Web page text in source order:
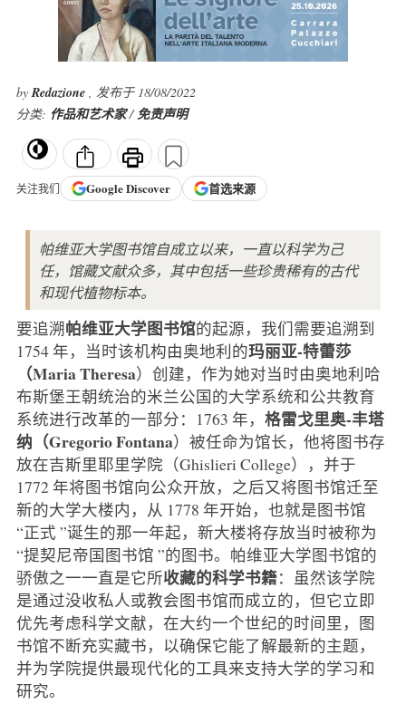
byRedazione , 发布于 18/08/2022
分类: 作品和艺术家/免责声明
关注我们 GoogleDiscover 首选来源
帕维亚大学图书馆自成立以来，一直以科学为己
任，馆藏文献众多，其中包括一些珍贵稀有的古代
和现代植物标本。
要追溯帕维亚大学图书馆的起源，我们需要追溯到
1754 年，当时该机构由奥地利的玛丽亚-特蕾莎
（Maria Theresa）创建，作为她对当时由奥地利哈
布斯堡王朝统治的米兰公国的大学系统和公共教育
系统进行改革的一部分：1763 年， 格雷戈里奥-丰塔
纳（Gregorio Fontana）被任命为馆长，他将图书存
放在吉斯里耶里学院（Ghislieri College），并于
1772 年将图书馆向公众开放，之后又将图书馆迁至
新的大学大楼内，从 1778 年开始，也就是图书馆
“正式 ”诞生的那一年起，新大楼将存放当时被称为
“提契尼帝国图书馆 ”的图书。帕维亚大学图书馆的
骄傲之一一直是它所收藏的科学书籍：虽然该学院
是通过没收私人或教会图书馆而成立的，但它立即
优先考虑科学文献，在大约一个世纪的时间里，图
书馆不断充实藏书，以确保它能了解最新的主题，
并为学院提供最现代化的工具来支持大学的学习和
研究。